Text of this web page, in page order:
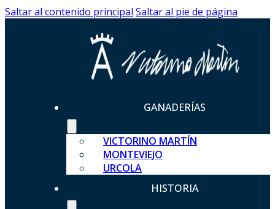
Saltar al contenido principal Saltar al pie de página
GANADERÍAS
VICTORINO MARTÍN
MONTEVIEJO
URCOLA
HISTORIA